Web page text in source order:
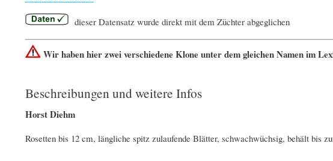
dieser Datensatz wurde direkt mit dem Züchter abgeglichen
Wir haben hier zwei verschiedene Klone unter dem gleichen Namen im
Beschreibungen und weitere Infos
Horst Diehm
Rosetten bis 12 cm, längliche spitz zulaufende Blätter, schwachwüchsig, behält bis